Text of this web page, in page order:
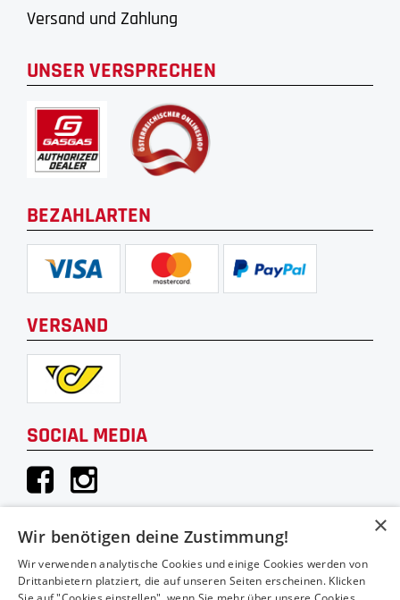
Versand und Zahlung
UNSER VERSPRECHEN
BEZAHLARTEN
VERSAND
SOCIAL MEDIA
KONTAKT
Hauthaler Vertriebs GmbH
×
Wir benötigen deine Zustimmung!
Wir verwenden analytische Cookies und einige Cookies werden von
Drittanbietern platziert, die auf unseren Seiten erscheinen. Klicken